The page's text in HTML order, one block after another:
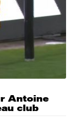
Antoine
club